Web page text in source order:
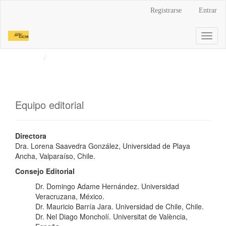
principal
Barra
Registrarse Entrar
Equipo editorial
Directora
Dra. Lorena Saavedra González, Universidad de Playa
Ancha, Valparaíso, Chile.
Consejo Editorial
Dr. Domingo Adame Hernández. Universidad
Veracruzana, México.
Dr. Mauricio Barría Jara. Universidad de Chile, Chile.
Dr. Nel Diago Moncholí. Universitat de València,